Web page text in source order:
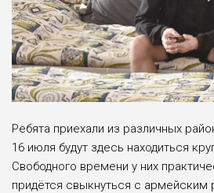
Ребята приехали из различных
16 июля будут здесь находиться
Свободного времени у них
придётся свыкнуться с